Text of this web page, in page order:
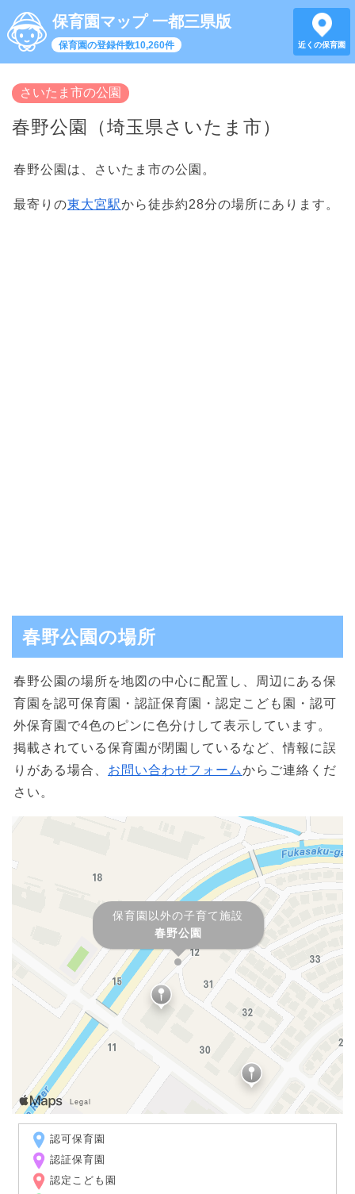
保育園マップ 一都三県版
保育園の登録件数10,260件 近くの保育園
さいたま市の公園
春野公園（埼玉県さいたま市）
春野公園は、さいたま市の公園。
最寄りの東大宮駅から徒歩約28分の場所にあります。
春野公園の場所
春野公園の場所を地図の中心に配置し、周辺にある保
育園を認可保育園・認証保育園・認定こども園・認可
外保育園で4色のピンに色分けして表示しています。
掲載されている保育園が閉園しているなど、情報に誤
りがある場合、 お問い合わせフォームからご連絡くだ
さい。
保育園以外の子育て施設
春野公園
認可保育園
認証保育園
認定こども園